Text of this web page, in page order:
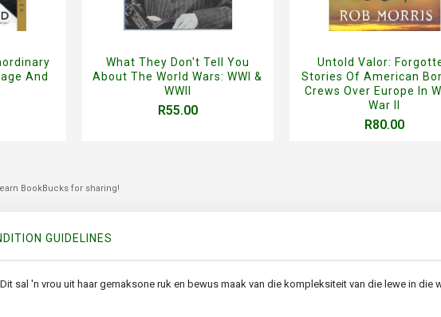
And
What They Don't Tell You
About The World Wars: WWI &
WWII
R55.00
Untold Valor:
Stories Of American
Crews Over Europe In
War II
R80.00
BookBucks for sharing!
GUIDELINES
sal 'n vrou uit haar gemaksone ruk en bewus maak van die kompleksiteit van die lewe in die